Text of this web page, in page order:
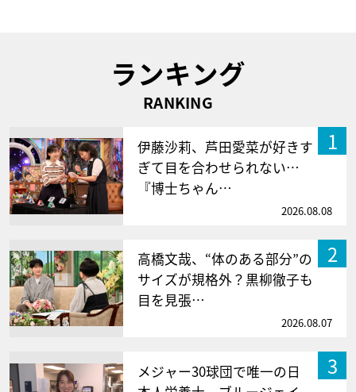
ランキング
RANKING
1
伊藤沙莉、芦田愛菜が好きす
ぎて目を合わせられない…
『博士ちゃん…
2026.08.08
2
高橋文哉、“体のある部分”の
サイズが規格外？黒柳徹子も
目を見張…
2026.08.07
3
メジャー30球団で唯一の日